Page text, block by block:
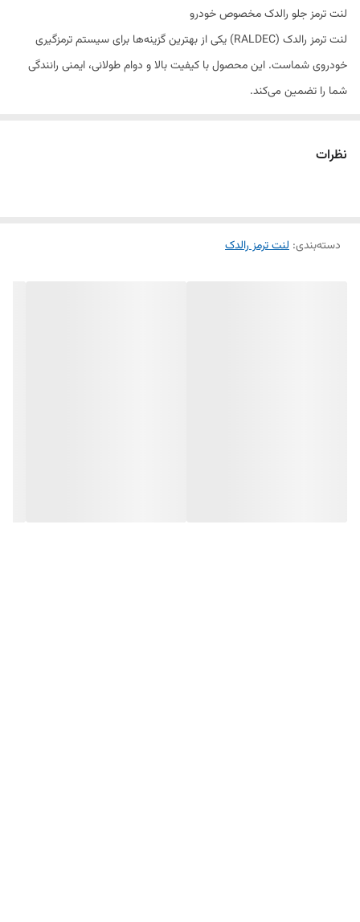
تولید کننده
شرکت پارسیان قطعه سپهر تولید کننده انواع لنت
خودرو های سواری و سنگین
استاندارد دارای استاندارد ملی ایران
ویژگی‌های کلیدی
لنت ترمز جلو رالدک مخصوص خودرو
لنت ترمز رالدک (RALDEC) یکی از بهترین گزینه‌ها برای سیستم ترمزگیری
خودروی شماست. این محصول با کیفیت بالا و دوام طولانی، ایمنی رانندگی
شما را تضمین می‌کند.
مناسب برای: خودرو
نظرات
دسته‌بندی: لنت ترمز رالدک